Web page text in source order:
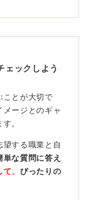
得ることができ
大切です。
のかで進む
のカーボンニュ
能エネルギーの
この業界は長
ェックしよう
ことが大切で
ージとのギャ
。
望する職業と自
単な質問に答え
、 ぴったりの